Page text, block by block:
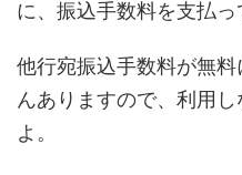
に、振込手数料を支払っ
他行宛振込手数料が無
んありますので、利用
よ。